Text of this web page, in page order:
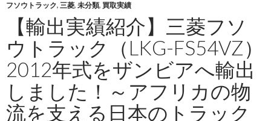
バ
ブ
エ
へ
輸
し
ま
フソウトラック, 三菱, 未分類, 買取実績
【輸出実績紹介】三菱フソ
ウトラック（LKG-FS54VZ）
2012年式をザンビアへ輸出
しました！～アフリカの物
流を支える日本のトラック